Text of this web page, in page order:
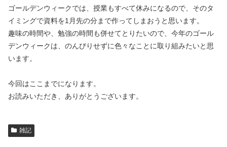
ゴールデンウィークでは、授業もすべて休みになるので、そのタ
イミングで資料を1月先の分まで作ってしまおうと思います。
趣味の時間や、勉強の時間も併せてとりたいので、今年のゴール
デンウィークは、のんびりせずに色々なことに取り組みたいと思
います。
今回はここまでになります。
お読みいただき、ありがとうございます。
雑記